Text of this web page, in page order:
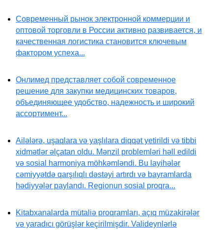
Современный рынок электронной коммерции и
оптовой торговли в России активно развивается, и
качественная логистика становится ключевым
фактором успеха...
Онлимед представляет собой современное
решение для закупки медицинских товаров,
объединяющее удобство, надежность и широкий
ассортимент...
Ailələrə, uşaqlara və yaşlılara diqqət yetirildi və tibbi
xidmətlər əlçatan oldu. Mənzil problemləri həll edildi
və sosial harmoniya möhkəmləndi. Bu layihələr
cəmiyyətdə qarşılıqlı dəstəyi artırdı və bayramlarda
hədiyyələr paylandı. Regionun sosial proqra...
Kitabxanalarda mütaliə proqramları, açıq müzakirələr
və yaradıcı görüşlər keçirilmişdir. Valideynlərlə